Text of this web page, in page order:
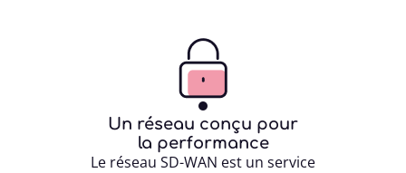

Un réseau conçu pour
la performance
Le réseau SD-WAN est un service